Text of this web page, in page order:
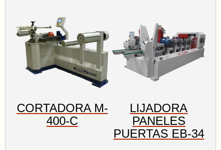
CORTADORA M-
400-C
LIJADORA
PANELES
PUERTAS EB-34